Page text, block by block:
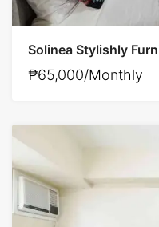
Solinea Stylishly
₱65,000/Monthly